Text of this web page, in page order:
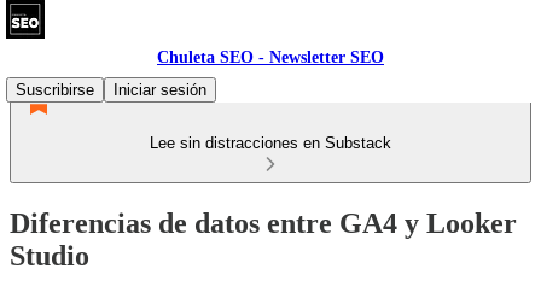
Chuleta SEO - Newsletter SEO
Suscribirse
Iniciar sesión
Lee sin distracciones en Substack
Diferencias de datos entre GA4 y Looker
Studio